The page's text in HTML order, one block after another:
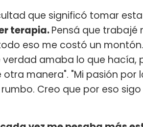
que significó tomar
terapia.Pensá que trabajé
eso me costó un
amaba lo que hacía,
manera". "Mi pasión
Creo que por eso